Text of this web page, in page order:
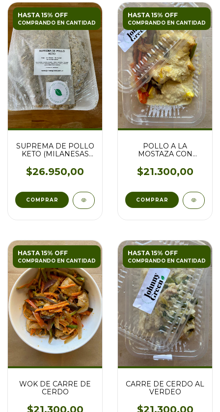
HASTA 15% OFF
COMPRANDO EN CANTIDAD
SUPREMA DE POLLO
KETO (MILANESAS
$26.950,00
HASTA 15% OFF
COMPRANDO EN CANTIDAD
POLLO A LA
MOSTAZA CON
SALTEADOS
$21.300,00
HASTA 15% OFF
COMPRANDO EN CANTIDAD
WOK DE CARRE DE
CERDO
HASTA 15% OFF
COMPRANDO EN CANTIDAD
CARRE DE CERDO AL
VERDEO